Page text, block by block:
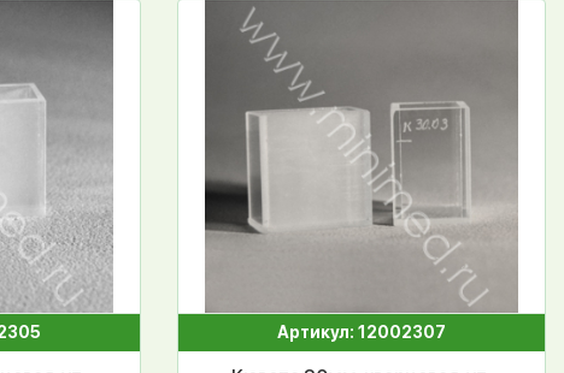
Артикул: 12002307